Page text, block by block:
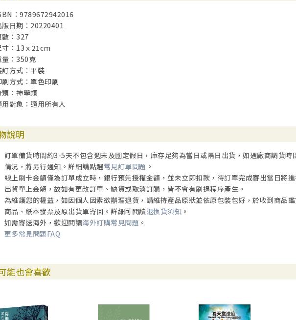
：9789672942016
版日期：20220401
數：327
寸：13ｘ21cm
量：350克
訂方式：平裝
刷方式：單色印刷
類：神學類
用對象：適用所有人
說明
訂單備貨時間約3-5天不包含週末及國定假日，庫存足夠為當日或隔日出貨，如遇廠商調貨時
情況，將另行通知。詳細請點選常見訂單問題 。
線上刷卡金額僅為訂單成立時，銀行預先授權金額，並未立即扣款，待訂單完成寄出當日將
出貨單上金額，故如有更改訂單、缺貨或取消訂購，皆不會有刷退程序產生。
為維護您的權益，如因個人因素欲辦理退貨，請維持產品原狀並依原包裝包好，於收到商品
商品、紙本發票及原出貨單寄回。詳細可閱讀退換貨須知 。
如需寄送海外，歡迎閱讀海外訂購常見問題 。
更多常見問題FAQ
能也會喜歡